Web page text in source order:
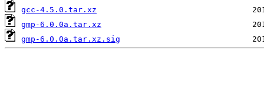
gcc-4.5.0.tar.xz
gmp-6.0.0a.tar.xz
gmp-6.0.0a.tar.xz.sig